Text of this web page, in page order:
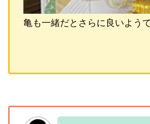
亀も一緒だとさらに良いようで